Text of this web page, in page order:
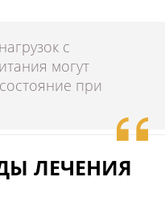
с
могут
при
ЛЕЧЕНИЯ